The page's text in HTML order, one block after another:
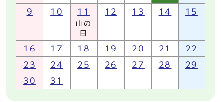
9 10 11
山の
日
12 13 14 15
16 17 18 19 20 21 22
23 24 25 26 27 28 29
30 31